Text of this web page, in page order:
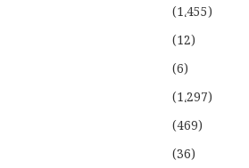
(1،455)
(12)
(6)
(1،297)
(469)
(36)